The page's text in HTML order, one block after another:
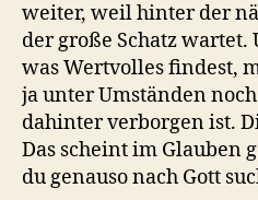
weiter, weil hinter der
der große Schatz wartet.
was Wertvolles findest,
ja unter Umständen
dahinter verborgen ist.
Das scheint im Glauben
du genauso nach Gott